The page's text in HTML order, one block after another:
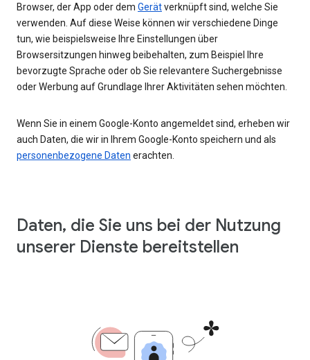
Browser, der App oder dem Gerätverknüpft sind, welche Sie
verwenden. Auf diese Weise können wir verschiedene Dinge
tun, wie beispielsweise Ihre Einstellungen über
Browsersitzungen hinweg beibehalten, zum Beispiel Ihre
bevorzugte Sprache oder ob Sie relevantere Suchergebnisse
oder Werbung auf Grundlage Ihrer Aktivitäten sehen möchten.
Wenn Sie in einem Google-Konto angemeldet sind, erheben wir
auch Daten, die wir in Ihrem Google-Konto speichern und als
personenbezogene Daten erachten.
Daten, die Sie uns bei der Nutzung
unserer Dienste bereitstellen